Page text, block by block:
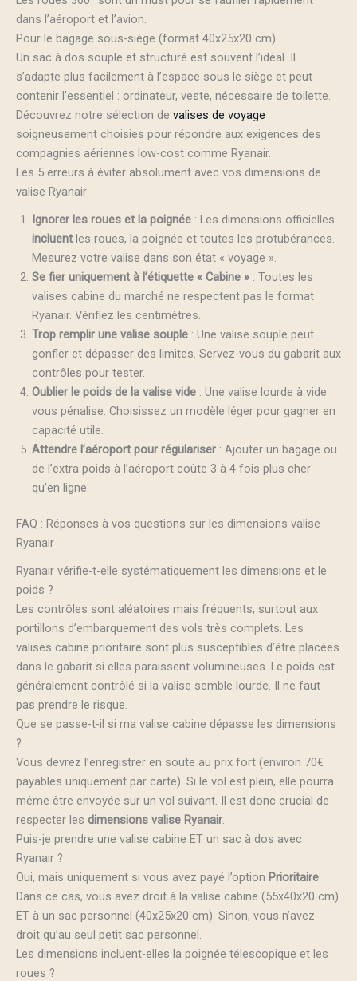
dans l’aéroport et l’avion.
Pour le bagage sous-siège (format 40x25x20 cm)
Un sac à dos souple et structuré est souvent l’idéal. Il
s’adapte plus facilement à l’espace sous le siège et peut
contenir l’essentiel : ordinateur, veste, nécessaire de toilette.
Découvrez notre sélection de valises de voyage
soigneusement choisies pour répondre aux exigences des
compagnies aériennes low-cost comme Ryanair.
Les 5 erreurs à éviter absolument avec vos dimensions de
valise Ryanair
Ignorer les roues et la poignée : Les dimensions officielles
incluent les roues, la poignée et toutes les protubérances.
Mesurez votre valise dans son état « voyage ».
Se fier uniquement à l’étiquette « Cabine » : Toutes les
valises cabine du marché ne respectent pas le format
Ryanair. Vérifiez les centimètres.
Trop remplir une valise souple : Une valise souple peut
gonfler et dépasser des limites. Servez-vous du gabarit aux
contrôles pour tester.
Oublier le poids de la valise vide : Une valise lourde à vide
vous pénalise. Choisissez un modèle léger pour gagner en
capacité utile.
Attendre l’aéroport pour régulariser : Ajouter un bagage ou
de l’extra poids à l’aéroport coûte 3 à 4 fois plus cher
qu’en ligne.
FAQ : Réponses à vos questions sur les dimensions valise
Ryanair
Ryanair vérifie-t-elle systématiquement les dimensions et le
poids ?
Les contrôles sont aléatoires mais fréquents, surtout aux
portillons d’embarquement des vols très complets. Les
valises cabine prioritaire sont plus susceptibles d’être placées
dans le gabarit si elles paraissent volumineuses. Le poids est
généralement contrôlé si la valise semble lourde. Il ne faut
pas prendre le risque.
Que se passe-t-il si ma valise cabine dépasse les dimensions
?
Vous devrez l’enregistrer en soute au prix fort (environ 70€
payables uniquement par carte). Si le vol est plein, elle pourra
même être envoyée sur un vol suivant. Il est donc crucial de
respecter les dimensions valise Ryanair.
Puis-je prendre une valise cabine ET un sac à dos avec
Ryanair ?
Oui, mais uniquement si vous avez payé l’option Prioritaire.
Dans ce cas, vous avez droit à la valise cabine (55x40x20 cm)
ET à un sac personnel (40x25x20 cm). Sinon, vous n’avez
droit qu’au seul petit sac personnel.
Les dimensions incluent-elles la poignée télescopique et les
roues ?